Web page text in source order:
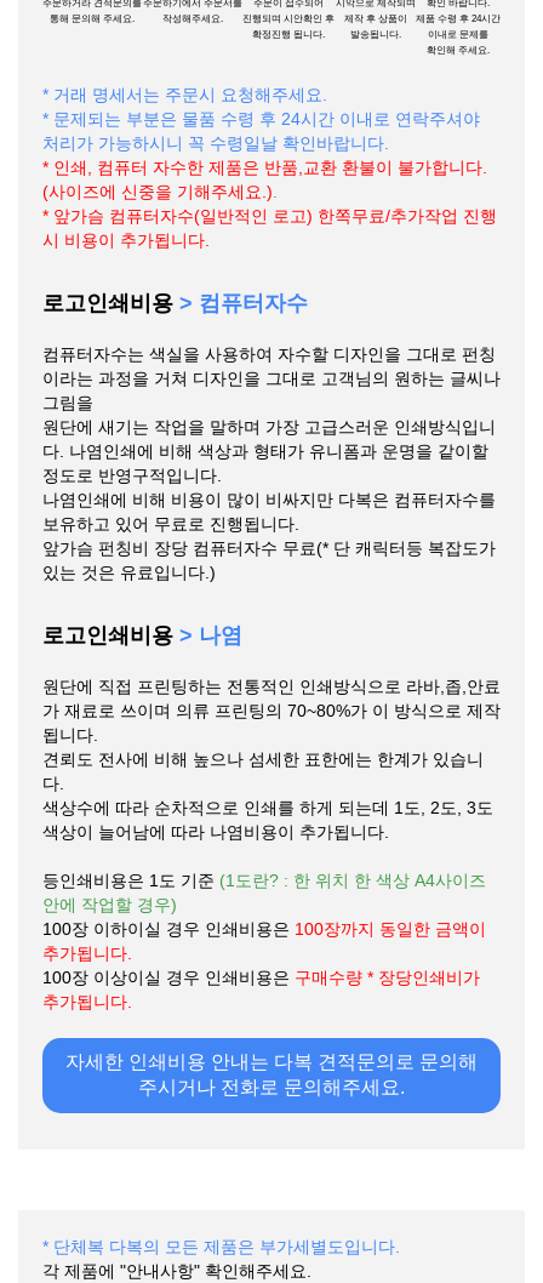
주문하거라 견적문의를
통해 문의해 주세요.
주문하기에서 주문서를
작성해주세요.
주문이 접수되어
진행되며 시안확인 후
확정진행 됩니다.
시악으로 제작되며
제작 후 상품이
발송됩니다.
확인 바랍니다.
제품 수령 후 24시간
이내로 문제를
확인해 주세요.
* 거래 명세서는 주문시 요청해주세요.
* 문제되는 부분은 물품 수령 후 24시간 이내로 연락주셔야
처리가 가능하시니 꼭 수령일날 확인바랍니다.
* 인쇄, 컴퓨터 자수한 제품은 반품,교환 환불이 불가합니다.
(사이즈에 신중을 기해주세요.)
* 앞가슴 컴퓨터자수(일반적인 로고) 한쪽무료/추가작업 진행
시 비용이 추가됩니다.
로고인쇄비용 > 컴퓨터자수
컴퓨터자수는 색실을 사용하여 자수할 디자인을 그대로 펀칭
이라는 과정을 거쳐 디자인을 그대로 고객님의 원하는 글씨나
그림을
원단에 새기는 작업을 말하며 가장 고급스러운 인쇄방식입니
다. 나염인쇄에 비해 색상과 형태가 유니폼과 운명을 같이할
정도로 반영구적입니다.
나염인쇄에 비해 비용이 많이 비싸지만 다복은 컴퓨터자수를
보유하고 있어 무료로 진행됩니다.
앞가슴 펀칭비 장당 컴퓨터자수 무료(* 단 캐릭터등 복잡도가
있는 것은 유료입니다.)
로고인쇄비용 > 나염
원단에 직접 프린팅하는 전통적인 인쇄방식으로 라바,좁,안료
가 재료로 쓰이며 의류 프린팅의 70~80%가 이 방식으로 제작
됩니다.
견뢰도 전사에 비해 높으나 섬세한 표한에는 한계가 있습니
다.
색상수에 따라 순차적으로 인쇄를 하게 되는데 1도, 2도, 3도
색상이 늘어남에 따라 나염비용이 추가됩니다.
등인쇄비용은 1도 기준 (1도란? : 한 위치 한 색상 A4사이즈
안에 작업할 경우)
100장 이하이실 경우 인쇄비용은 100장까지 동일한 금액이
추가됩니다.
100장 이상이실 경우 인쇄비용은 구매수량 * 장당인쇄비가
추가됩니다.
자세한 인쇄비용 안내는 다복 견적문의로 문의해
주시거나 전화로 문의해주세요.
* 단체복 다복의 모든 제품은 부가세별도입니다.
각 제품에 "안내사항" 확인해주세요.